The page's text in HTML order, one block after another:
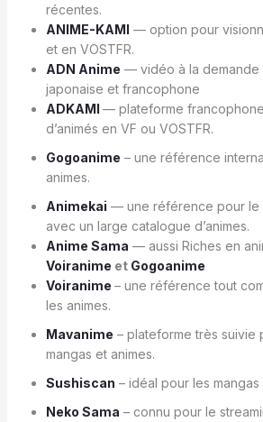
récentes.
ANIME-KAMI — option pour
et en VOSTFR.
ADN Anime — vidéo à la demande
japonaise et francophone
ADKAMI — plateforme
d’animés en VF ou VOSTFR.
Gogoanime – une référence
animes.
Animekai — une référence pour le
avec un large catalogue d’animes.
Anime Sama — aussi Riches en
Voiranime et Gogoanime
Voiranime – une référence tout
les animes.
Mavanime – plateforme très suivie
mangas et animes.
Sushiscan – idéal pour les mangas
Neko Sama – connu pour le